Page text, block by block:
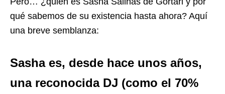
qué sabemos de su existencia hasta ahora? Aquí
una breve semblanza:
Sasha es, desde hace unos años,
una reconocida DJ (como el 70%